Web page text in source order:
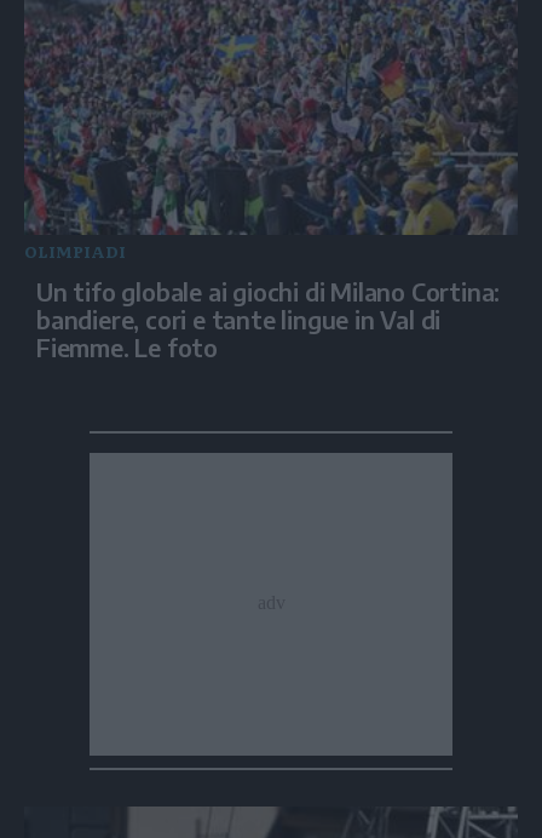
OLIMPIADI
Un tifo globale ai giochi di Milano Cortina:
bandiere, cori e tante lingue in Val di
Fiemme. Le foto